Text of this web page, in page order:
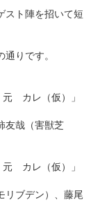
スト陣を招いて短
りです。
カレ（仮）」
友哉（害獣芝
カレ（仮）」
リブデン）、藤尾